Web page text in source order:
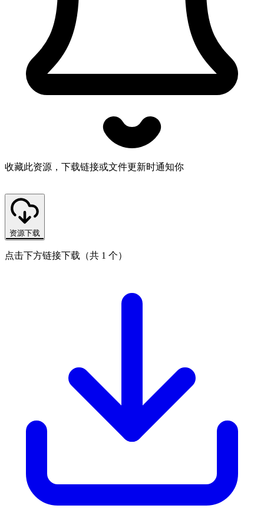
收藏此资源，下载链接或文件更新时通知你
资源下载
点击下方链接下载（共 1 个）